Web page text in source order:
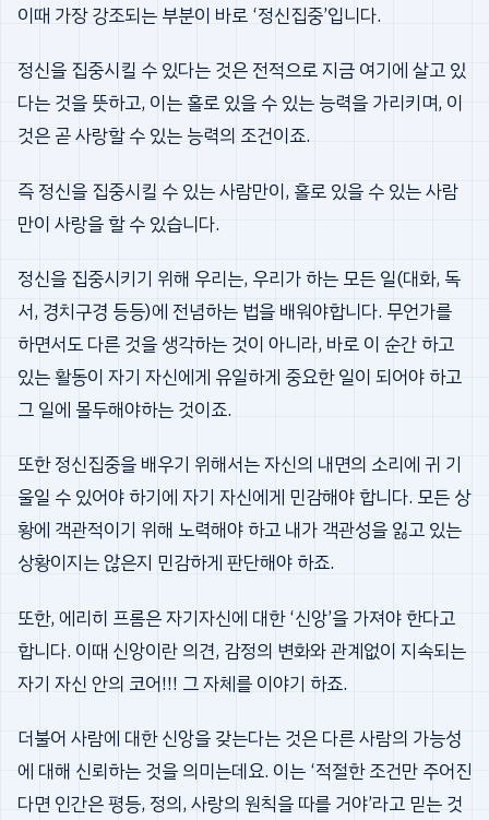
이때 가장 강조되는 부분이 바로 ‘정신집중’입니다.
정신을 집중시킬 수 있다는 것은 전적으로 지금 여기에 살고 있
다는 것을 뜻하고, 이는 홀로 있을 수 있는 능력을 가리키며, 이
것은 곧 사랑할 수 있는 능력의 조건이죠.
즉 정신을 집중시킬 수 있는 사람만이, 홀로 있을 수 있는 사람
만이 사랑을 할 수 있습니다.
정신을 집중시키기 위해 우리는, 우리가 하는 모든 일(대화, 독
서, 경치구경 등등)에 전념하는 법을 배워야합니다. 무언가를
하면서도 다른 것을 생각하는 것이 아니라, 바로 이 순간 하고
있는 활동이 자기 자신에게 유일하게 중요한 일이 되어야 하고
그 일에 몰두해야하는 것이죠.
또한 정신집중을 배우기 위해서는 자신의 내면의 소리에 귀 기
울일 수 있어야 하기에 자기 자신에게 민감해야 합니다. 모든 상
황에 객관적이기 위해 노력해야 하고 내가 객관성을 잃고 있는
상황이지는 않은지 민감하게 판단해야 하죠.
또한, 에리히 프롬은 자기자신에 대한 ‘신앙’을 가져야 한다고
합니다. 이때 신앙이란 의견, 감정의 변화와 관계없이 지속되는
자기 자신 안의 코어!!! 그 자체를 이야기 하죠.
더불어 사람에 대한 신앙을 갖는다는 것은 다른 사람의 가능성
에 대해 신뢰하는 것을 의미는데요. 이는 ‘적절한 조건만 주어진
다면 인간은 평등, 정의, 사랑의 원칙을 따를 거야’라고 믿는 것